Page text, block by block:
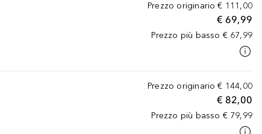
Prezzo originario € 111,00
€ 69,99
Prezzo più basso € 67,99
Prezzo originario € 144,00
€ 82,00
Prezzo più basso € 79,99